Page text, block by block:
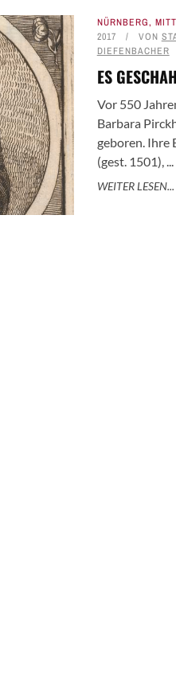
NÜRNBERG,
2017
VON
DIEFENBACHER
ES
Vor 550
Barbara
geboren. Ihre
(gest. 1501), ...
WEITER LESEN...